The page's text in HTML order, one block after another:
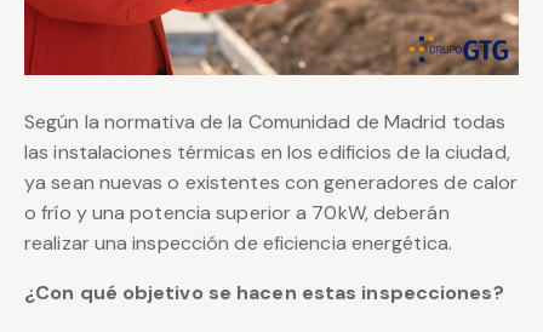
Según la normativa de la Comunidad de Madrid todas
las instalaciones térmicas en los edificios de la ciudad,
ya sean nuevas o existentes con generadores de calor
o frío y una potencia superior a 70kW, deberán
realizar una inspección de eficiencia energética.
¿Con qué objetivo se hacen estas inspecciones?